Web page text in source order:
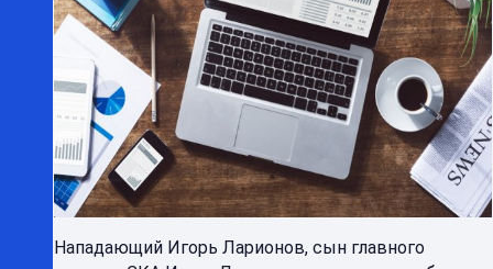
Нападающий Игорь Ларионов, сын главного